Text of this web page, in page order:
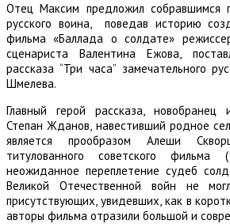
Отец Максим предложил собравшимся
русского воина, поведав историю
фильма «Баллада о солдате»
сценариста Валентина Ежова,
рассказа “Три часа” замечательного
Шмелева.
Главный герой рассказа, новобранец
Степан Жданов, навестивший родное
является прообразом Алеши
титулованного советского фильма
неожиданное переплетение судеб
Великой Отечественной войн не
присутствующих, увидевших, как в
авторы фильма отразили большой и